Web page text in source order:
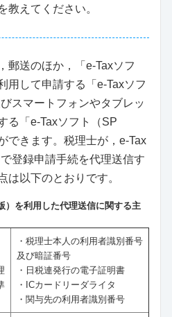
教えてください。
郵送のほか，「e-Taxソフ
用して申請する「e-Taxソフ
スマートフォンやタブレッ
る「e-Taxソフト（SP
できます。税理士が，e-Tax
登録申請手続を代理送信す
は以下のとおりです。
を利用した代理送信に関する主
・税理士本人の利用者識別番号
及び暗証番号
・日税連発行の電子証明書
・ICカードリーダライタ
・関与先の利用者識別番号